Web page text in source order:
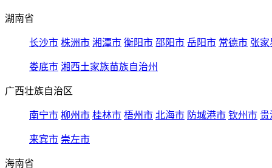
湖南省
长沙市 株洲市 湘潭市 衡阳市 邵阳市 岳阳市 常德市 张家
娄底市 湘西土家族苗族自治州
广西壮族自治区
南宁市 柳州市 桂林市 梧州市 北海市 防城港市 钦州市 贵
来宾市 崇左市
海南省